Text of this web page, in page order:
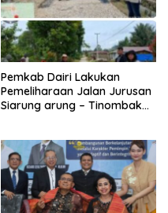
Pemkab Dairi Lakukan
Pemeliharaan Jalan Jurusan
Siarung arung – Tinombak